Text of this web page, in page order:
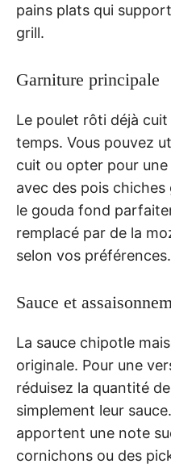
pains plats qui
grill.
Garniture principale
Le poulet rôti déjà
temps. Vous pouvez
cuit ou opter pour
avec des pois
le gouda fond
remplacé par de la
selon vos préférences.
Sauce et
La sauce chipotle
originale. Pour une
réduisez la quantité
simplement leur
apportent une note
cornichons ou des